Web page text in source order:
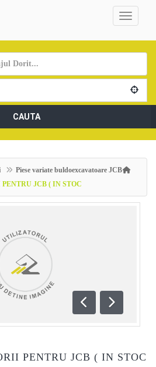
CAUTA
Piese variate buldoexcavatoare JCB
JCB ( IN STOC
Anterioară
PENTRU JCB ( IN STOC